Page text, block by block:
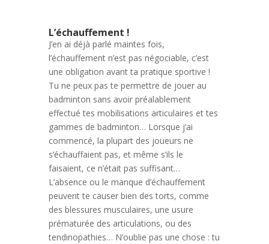
L’échauffement !
J’en ai déjà parlé maintes fois,
l’échauffement n’est pas négociable, c’est
une obligation avant ta pratique sportive !
Tu ne peux pas te permettre de jouer au
badminton sans avoir préalablement
effectué tes mobilisations articulaires et tes
gammes de badminton… Lorsque j’ai
commencé, la plupart des joueurs ne
s’échauffaient pas, et même s’ils le
faisaient, ce n’était pas suffisant…
L’absence ou le manque d’échauffement
peuvent te causer bien des torts, comme
des blessures musculaires, une usure
prématurée des articulations, ou des
tendinopathies… N’oublie pas une chose : tu